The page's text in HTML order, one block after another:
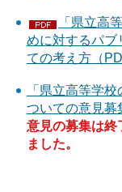
「県立高
めに対するパブ
ての考え方（
「県立高等学
ついての意見募
意見の募集は終
ました。